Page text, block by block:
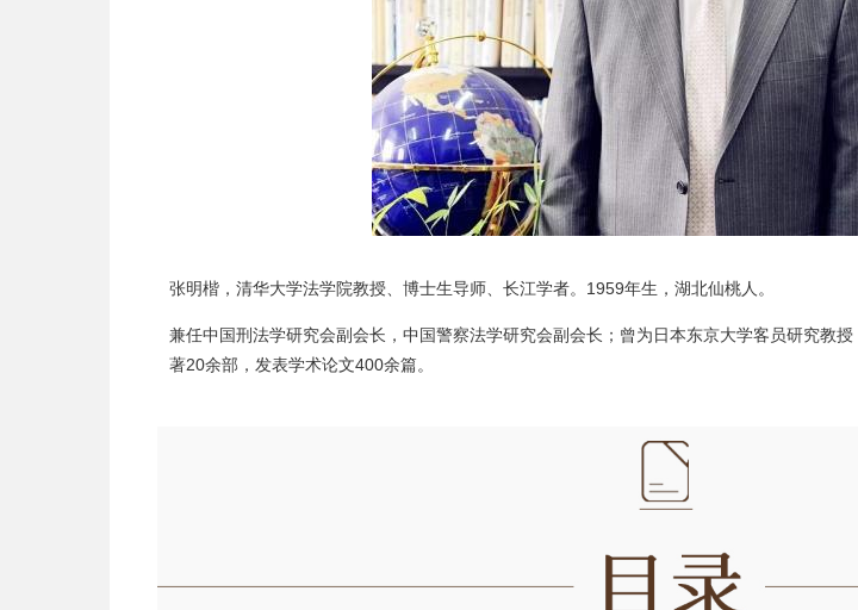
张明楷，清华大学法学院教授、博士生导师、长江学者。1959年生，湖北仙桃人。
兼任中国刑法学研究会副会长，中国警察法学研究会副会长；曾为日本东京大学客员研究教
著20余部，发表学术论文400余篇。